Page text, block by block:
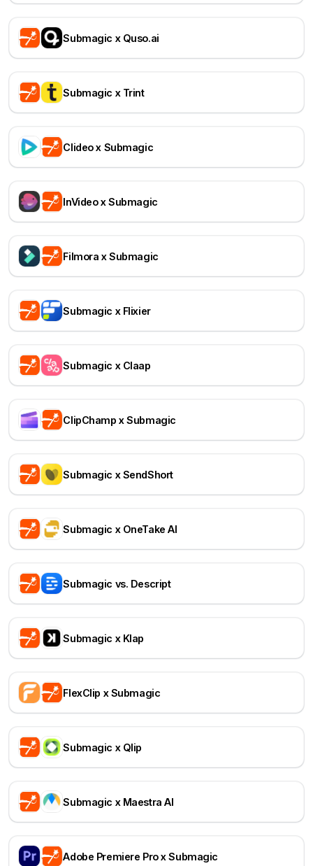
Submagic x Quso.ai
Submagic x Trint
Clideo x Submagic
InVideo x Submagic
Filmora x Submagic
Submagic x Flixier
Submagic x Claap
ClipChamp x Submagic
Submagic x SendShort
Submagic x OneTake AI
Submagic vs. Descript
Submagic x Klap
FlexClip x Submagic
Submagic x Qlip
Submagic x Maestra AI
Adobe Premiere Pro x Submagic